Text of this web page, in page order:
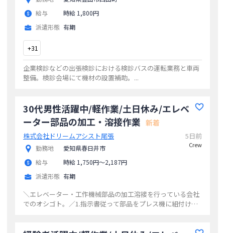
給与
時給 1,800円
派遣形態 有期
+31
企業検診などの出張検診における検診バスの運転業務と車両
整備。検診会場にて機材の設置補助。 ...
30代男性活躍中/軽作業/土日休み/エレベ
ーター部品の加工・溶接作業 新着
株式会社ドリームアシスト尾張
勤務地
愛知県春日井市
給与
時給 1,750円〜2,187円
派遣形態 有期
5日前
Crew
＼エレベーター・工作機械部品の加工溶接を行っている会社
でのオシゴト。／1.指示書従って部品をプレス機に組付け。